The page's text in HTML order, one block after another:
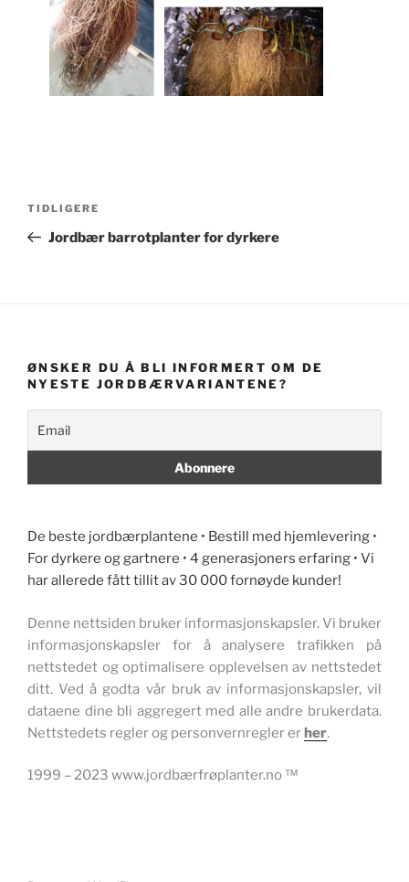
Forrige
innlegg
TIDLIGERE
Jordbær barrotplanter for dyrkere
ØNSKER DU Å BLI INFORMERT OM DE
NYESTE JORDBÆRVARIANTENE?
De beste jordbærplantene • Bestill med hjemlevering •
For dyrkere og gartnere • 4 generasjoners erfaring • Vi
har allerede fått tillit av 30 000 fornøyde kunder!
Denne nettsiden bruker informasjonskapsler. Vi bruker
informasjonskapsler for å analysere trafikken på
nettstedet og optimalisere opplevelsen av nettstedet
ditt. Ved å godta vår bruk av informasjonskapsler, vil
dataene dine bli aggregert med alle andre brukerdata.
Nettstedets regler og personvernregler erher.
1999 – 2023 www.jordbærfrøplanter.no ™